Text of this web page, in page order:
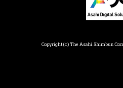
Copyright(c) The Asahi Shimbun